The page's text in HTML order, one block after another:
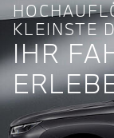
KLEINSTE
IHR